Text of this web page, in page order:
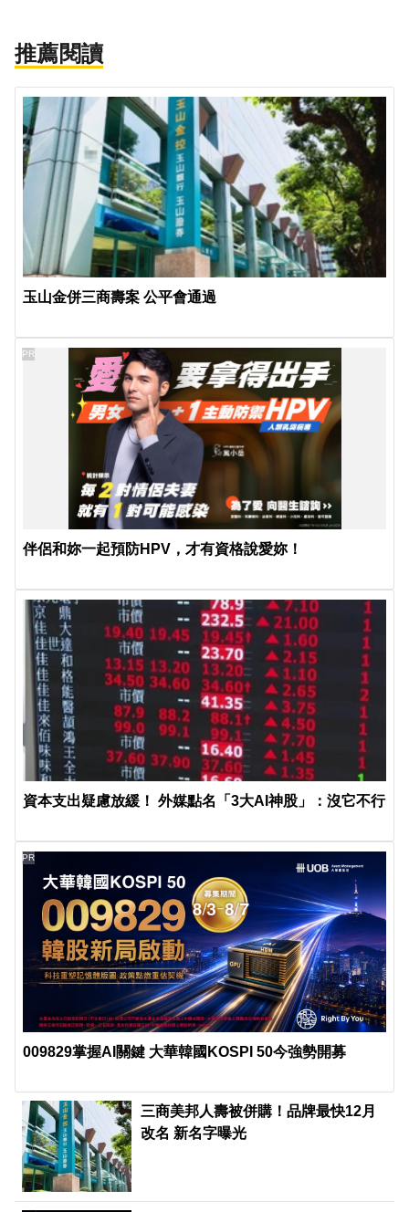
推薦閱讀
玉山金併三商壽案 公平會通過
伴侶和妳一起預防HPV，才有資格說愛妳！
PR
資本支出疑慮放緩！ 外媒點名「3大AI神股」：沒它不行
009829掌握AI關鍵 大華韓國KOSPI 50今強勢開募
PR
三商美邦人壽被併購！品牌最快12月
改名 新名字曝光